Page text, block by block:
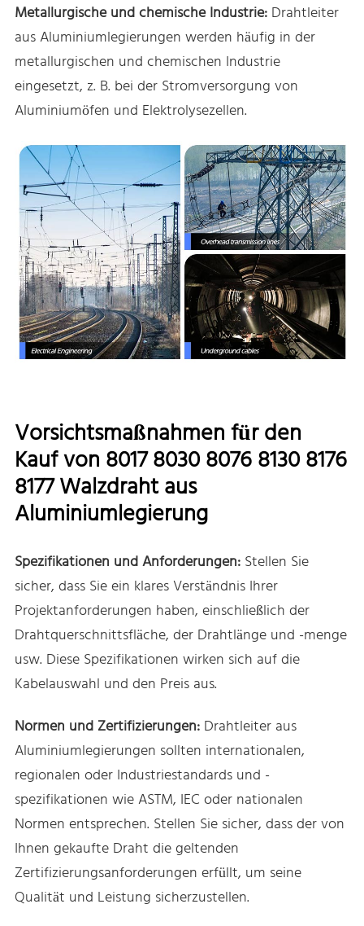
Metallurgische und chemische Industrie:Drahtleiter
aus Aluminiumlegierungen werden häufig in der
metallurgischen und chemischen Industrie
eingesetzt, z. B. bei der Stromversorgung von
Aluminiumöfen und Elektrolysezellen.
Vorsichtsmaßnahmen für den
Kauf von 8017 8030 8076 8130 8176
8177 Walzdraht aus
Aluminiumlegierung
Spezifikationen und Anforderungen:Stellen Sie
sicher, dass Sie ein klares Verständnis Ihrer
Projektanforderungen haben, einschließlich der
Drahtquerschnittsfläche, der Drahtlänge und -menge
usw. Diese Spezifikationen wirken sich auf die
Kabelauswahl und den Preis aus.
Normen und Zertifizierungen: Drahtleiter aus
Aluminiumlegierungen sollten internationalen,
regionalen oder Industriestandards und -
spezifikationen wie ASTM, IEC oder nationalen
Normen entsprechen. Stellen Sie sicher, dass der von
Ihnen gekaufte Draht die geltenden
Zertifizierungsanforderungen erfüllt, um seine
Qualität und Leistung sicherzustellen.